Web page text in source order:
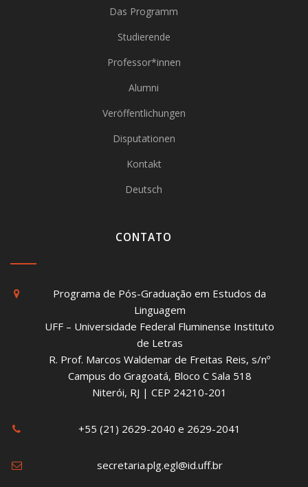
Das Programm
Studierende
Professor*innen
Alumni
Veröffentlichungen
Disputationen
Kontakt
Deutsch
CONTATO
Programa de Pós-Graduação em Estudos da
Linguagem
UFF – Universidade Federal Fluminense Instituto
de Letras
R. Prof. Marcos Waldemar de Freitas Reis, s/nº
Campus do Gragoatá, Bloco C Sala 518
Niterói, RJ | CEP 24210-201
+55 (21) 2629-2040 e 2629-2041
secretaria.plg.egl@id.uff.br